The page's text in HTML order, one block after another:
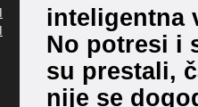
inteligentna
No potresi i
su prestali,
nije se